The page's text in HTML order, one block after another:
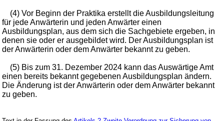
(4) Vor Beginn der Praktika erstellt die Ausbildungsleitung
für jede Anwärterin und jeden Anwärter einen
Ausbildungsplan, aus dem sich die Sachgebiete ergeben, in
denen sie oder er ausgebildet wird. Der Ausbildungsplan ist
der Anwärterin oder dem Anwärter bekannt zu geben.
(5) Bis zum 31. Dezember 2024 kann das Auswärtige Amt
einen bereits bekannt gegebenen Ausbildungsplan ändern.
Die Änderung ist der Anwärterin oder dem Anwärter bekannt
zu geben.